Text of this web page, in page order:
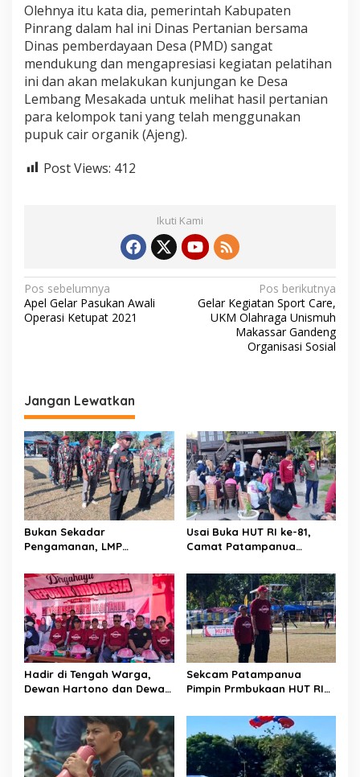
Olehnya itu kata dia, pemerintah Kabupaten
Pinrang dalam hal ini Dinas Pertanian bersama
Dinas pemberdayaan Desa (PMD) sangat
mendukung dan mengapresiasi kegiatan pelatihan
ini dan akan melakukan kunjungan ke Desa
Lembang Mesakada untuk melihat hasil pertanian
para kelompok tani yang telah menggunakan
pupuk cair organik (Ajeng).
Post Views: 412
Ikuti Kami
N
a
a
s
i
p
o
s
Pos sebelumnya
Apel Gelar Pasukan Awali
Operasi Ketupat 2021
Pos berikutnya
Gelar Kegiatan Sport Care,
UKM Olahraga Unismuh
Makassar Gandeng
Organisasi Sosial
Jangan Lewatkan
Bukan Sekadar
Pengamanan, LMP
Wajah Sinergitas di
Pembukaan HUT RI ke-81
Usai Buka HUT RI ke-81,
Camat Patampanua
Lurah: Arahan Tegas
Dibumbui Canda, Semua
Fokus Mendengar!
Hadir di Tengah Warga,
Dewan Hartono dan Dewan
Penuh Puncak Perayaan
HUT RI ke-81 di Maccirinna
Sekcam Patampanua
Pimpin Prmbukaan HUT RI
Kemerdekaan Berkobar di
Maccirinna